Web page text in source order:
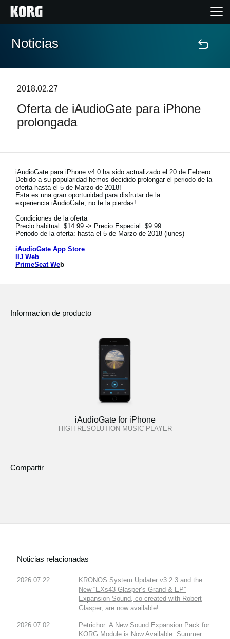
Inicio
Características
Soporte
Localizador de Tiendas
Noticias
Ubicación
Acerca de KORG
Noticias
2018.02.27
Oferta de iAudioGate para iPhone
prolongada
iAudioGate para iPhone v4.0 ha sido actualizado el 20 de Febrero.
Debido a su popularidad hemos decidido prolongar el periodo de la
oferta hasta el 5 de Marzo de 2018!
Esta es una gran oportunidad para disfrutar de la
experiencia iAudioGate, no te la pierdas!
Condiciones de la oferta
Precio habitual: $14.99 -> Precio Especial: $9.99
Periodo de la oferta: hasta el 5 de Marzo de 2018 (lunes)
iAudioGate App Store
IIJ Web
PrimeSeat Web
Informacion de producto
iAudioGate for iPhone
HIGH RESOLUTION MUSIC PLAYER
Compartir
Noticias relacionadas
2026.07.22
KRONOS System Updater v3.2.3 and the
New “EXs43 Glasper’s Grand & EP”
Expansion Sound, co-created with Robert
Glasper, are now available!
2026.07.02
Petrichor: A New Sound Expansion Pack for
KORG Module is Now Available. Summer